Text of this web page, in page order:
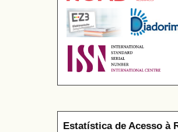
Estatística de Acesso à